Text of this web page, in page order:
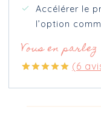
Accélérer le
l’option
Vous en
sur 5 basé
(6